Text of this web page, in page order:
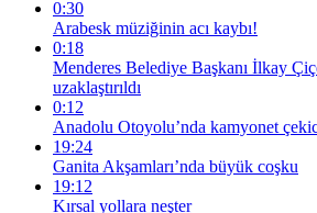
0:30
Arabesk müziğinin acı kaybı!
0:18
Menderes Belediye Başkanı İlkay
uzaklaştırıldı
0:12
Anadolu Otoyolu’nda kamyonet
19:24
Ganita Akşamları’nda büyük coşku
19:12
Kırsal yollara neşter